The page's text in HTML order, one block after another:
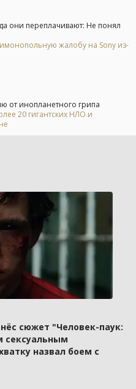
они переплачивают: Не понял
жалобу на Sony из-
от инопланетного грипа
20 гигантских НЛО и
сюжет "Человек-паук:
сексуальным
назвал боем с